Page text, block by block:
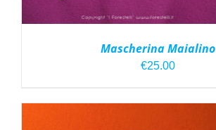
Mascherina Maialino
€25.00